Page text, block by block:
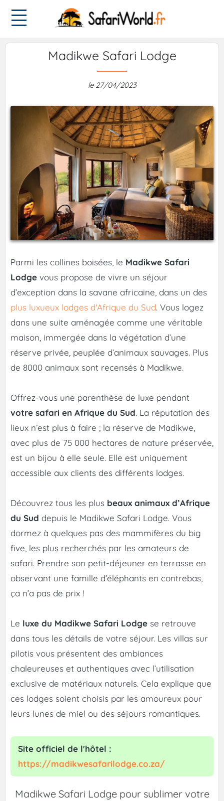
Madikwe Safari Lodge
le 27/04/2023
Parmi les collines boisées, le Madikwe Safari
Lodge vous propose de vivre un séjour
d’exception dans la savane africaine, dans un des
plus luxueux lodges d'Afrique du Sud. Vous logez
dans une suite aménagée comme une véritable
maison, immergée dans la végétation d’une
réserve privée, peuplée d’animaux sauvages. Plus
de 8000 animaux sont recensés à Madikwe.
Offrez-vous une parenthèse de luxe pendant
votre safari en Afrique du Sud. La réputation des
lieux n’est plus à faire ; la réserve de Madikwe,
avec plus de 75 000 hectares de nature préservée,
est un bijou à elle seule. Elle est uniquement
accessible aux clients des différents lodges.
Découvrez tous les plus beaux animaux d’Afrique
du Sud depuis le Madikwe Safari Lodge. Vous
dormez à quelques pas des mammifères du big
five, les plus recherchés par les amateurs de
safari. Prendre son petit-déjeuner en terrasse en
observant une famille d’éléphants en contrebas,
ça n’a pas de prix !
Le luxe du Madikwe Safari Lodge se retrouve
dans tous les détails de votre séjour. Les villas sur
pilotis vous présentent des ambiances
chaleureuses et authentiques avec l’utilisation
exclusive de matériaux naturels. Cela explique que
ces lodges soient choisis par les amoureux pour
leurs lunes de miel ou des séjours romantiques.
Site officiel de l'hôtel :
https://madikwesafarilodge.co.za/
Madikwe Safari Lodge pour sublimer votre